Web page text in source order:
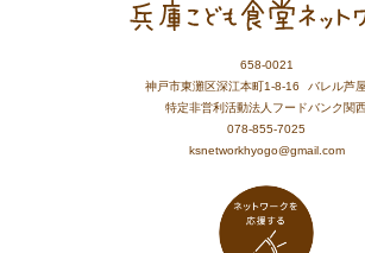
658-0021
神戸市東灘区深江本町1-8-16
バレル芦
特定非営利活動法人フードバンク関西
078-855-7025
ksnetworkhyogo@gmail.com